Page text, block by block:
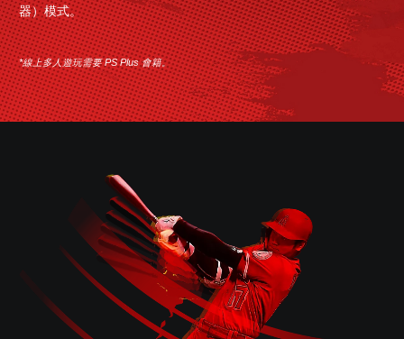
器）模式。
*線上多人遊玩需要 PS Plus 會籍。